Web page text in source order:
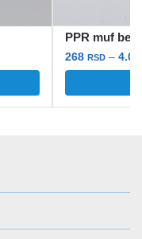
PPR muf beli
268 RSD –